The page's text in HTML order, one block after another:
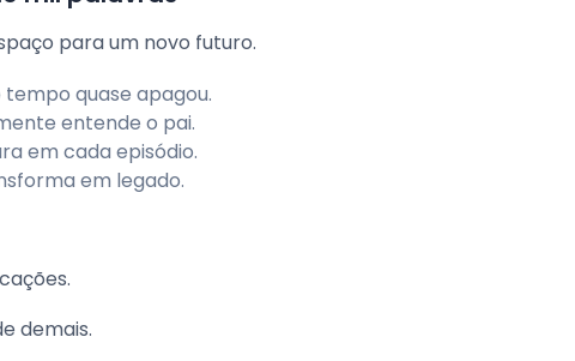
para um novo futuro.
quase apagou.
entende o pai.
em cada episódio.
em legado.
demais.